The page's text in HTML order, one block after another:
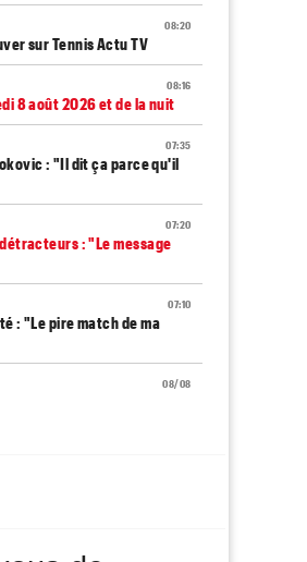
En larmes à Montréal, Jack Draper est
08:20
sur Tennis Actu TV
08:16
8 août 2026 et de la nuit
07:35
: "Il dit ça parce qu'il
07:20
: "Le message
07:10
: "Le pire match de ma
08/08